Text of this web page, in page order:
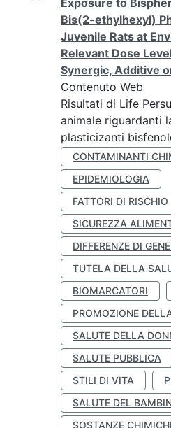
Exposure to
Bis(2-ethylhexyl)
Juvenile Rats at
Relevant Dose
Synergic, Additive
Contenuto Web
Risultati di Life
animale riguardanti
plasticizanti
CONTAMINANTI
EPIDEMIOLOGIA
FATTORI DI RISCHIO
SICUREZZA
DIFFERENZE DI
TUTELA DELLA
BIOMARCATORI
PROMOZIONE
SALUTE DELLA
SALUTE PUBBLICA
STILI DI VITA
SALUTE DEL
SOSTANZE